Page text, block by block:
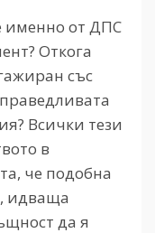
именно от ДПС
Откога
със
Всички тези
в
че подобна
идваща
да я